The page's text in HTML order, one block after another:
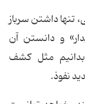
تنها داشتن سرباز
و دانستن آن
مثل کشف
نفوذ.